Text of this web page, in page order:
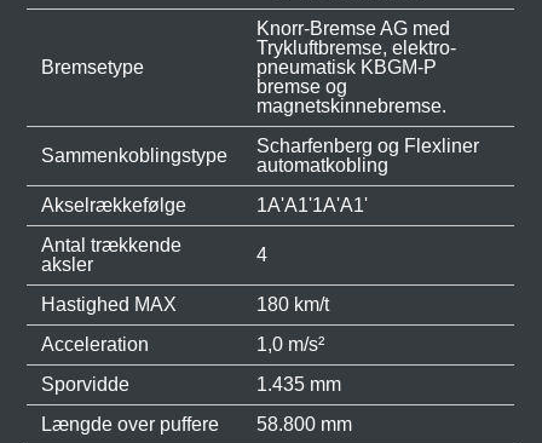
Bremsetype
Knorr-Bremse AG med
Trykluftbremse, elektro-
pneumatisk KBGM-P
bremse og
magnetskinnebremse.
Sammenkoblingstype
Scharfenberg og Flexliner
automatkobling
Akselrækkefølge
1A'A1'1A'A1'
Antal trækkende
aksler
4
Hastighed MAX
180 km/t
Acceleration
1,0 m/s²
Sporvidde
1.435 mm
Længde over puffere
58.800 mm